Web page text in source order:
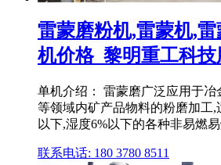
雷蒙磨粉机,雷蒙机,
机价格_黎明重工科技
单机介绍： 雷蒙磨广泛应用于冶
等领域内矿产品物料的粉磨加工,
以下,湿度6%以下的各种非易燃
联系电话: 180 3780 8511